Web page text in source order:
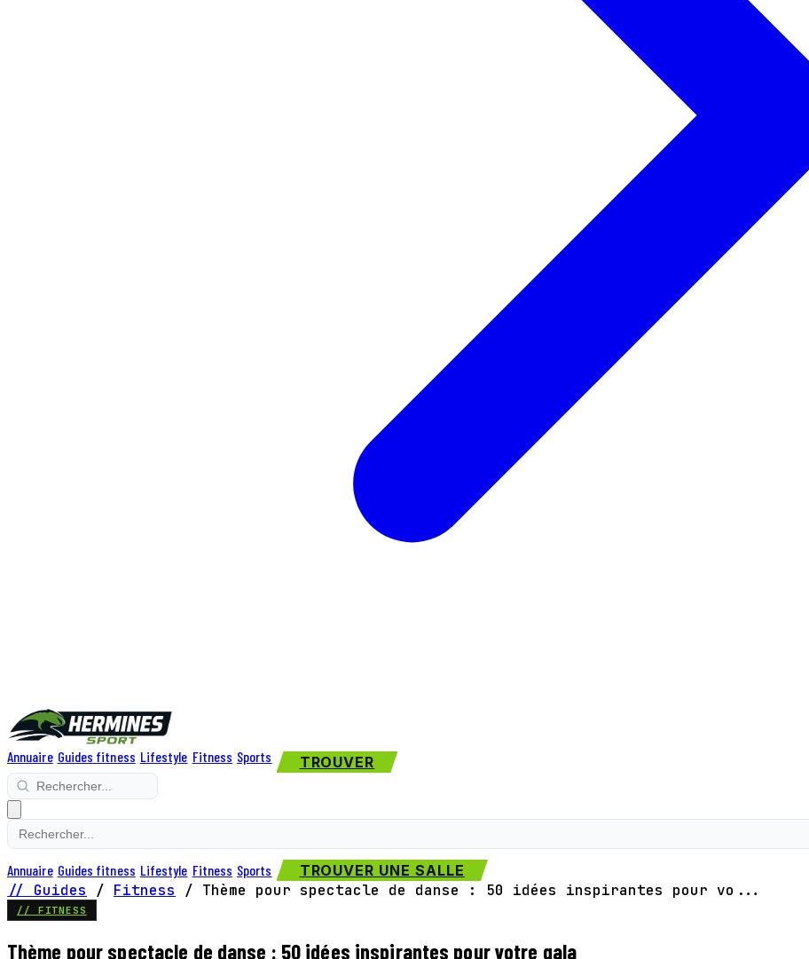
Annuaire Guides fitness Lifestyle Fitness Sports TROUVER
Annuaire Guides fitness Lifestyle Fitness Sports TROUVER UNE SALLE
// Guides / Fitness / Thème pour spectacle de danse : 50 idées inspirantes pour vo...
// FITNESS
Thème pour spectacle de danse : 50 idées inspirantes pour votre gala